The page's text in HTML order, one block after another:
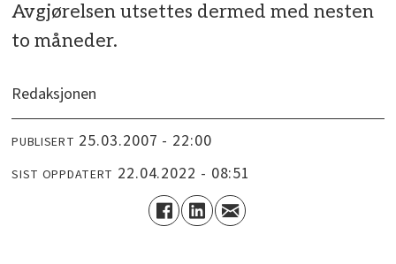
Avgjørelsen utsettes dermed med nesten
to måneder.
Redaksjonen
PUBLISERT 25.03.2007 - 22:00
SIST OPPDATERT 22.04.2022 - 08:51